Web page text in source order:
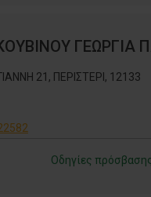
ΓΕΩΡΓΙΑ
21, ΠΕΡΙΣΤΕΡΙ, 12133
Οδηγίες